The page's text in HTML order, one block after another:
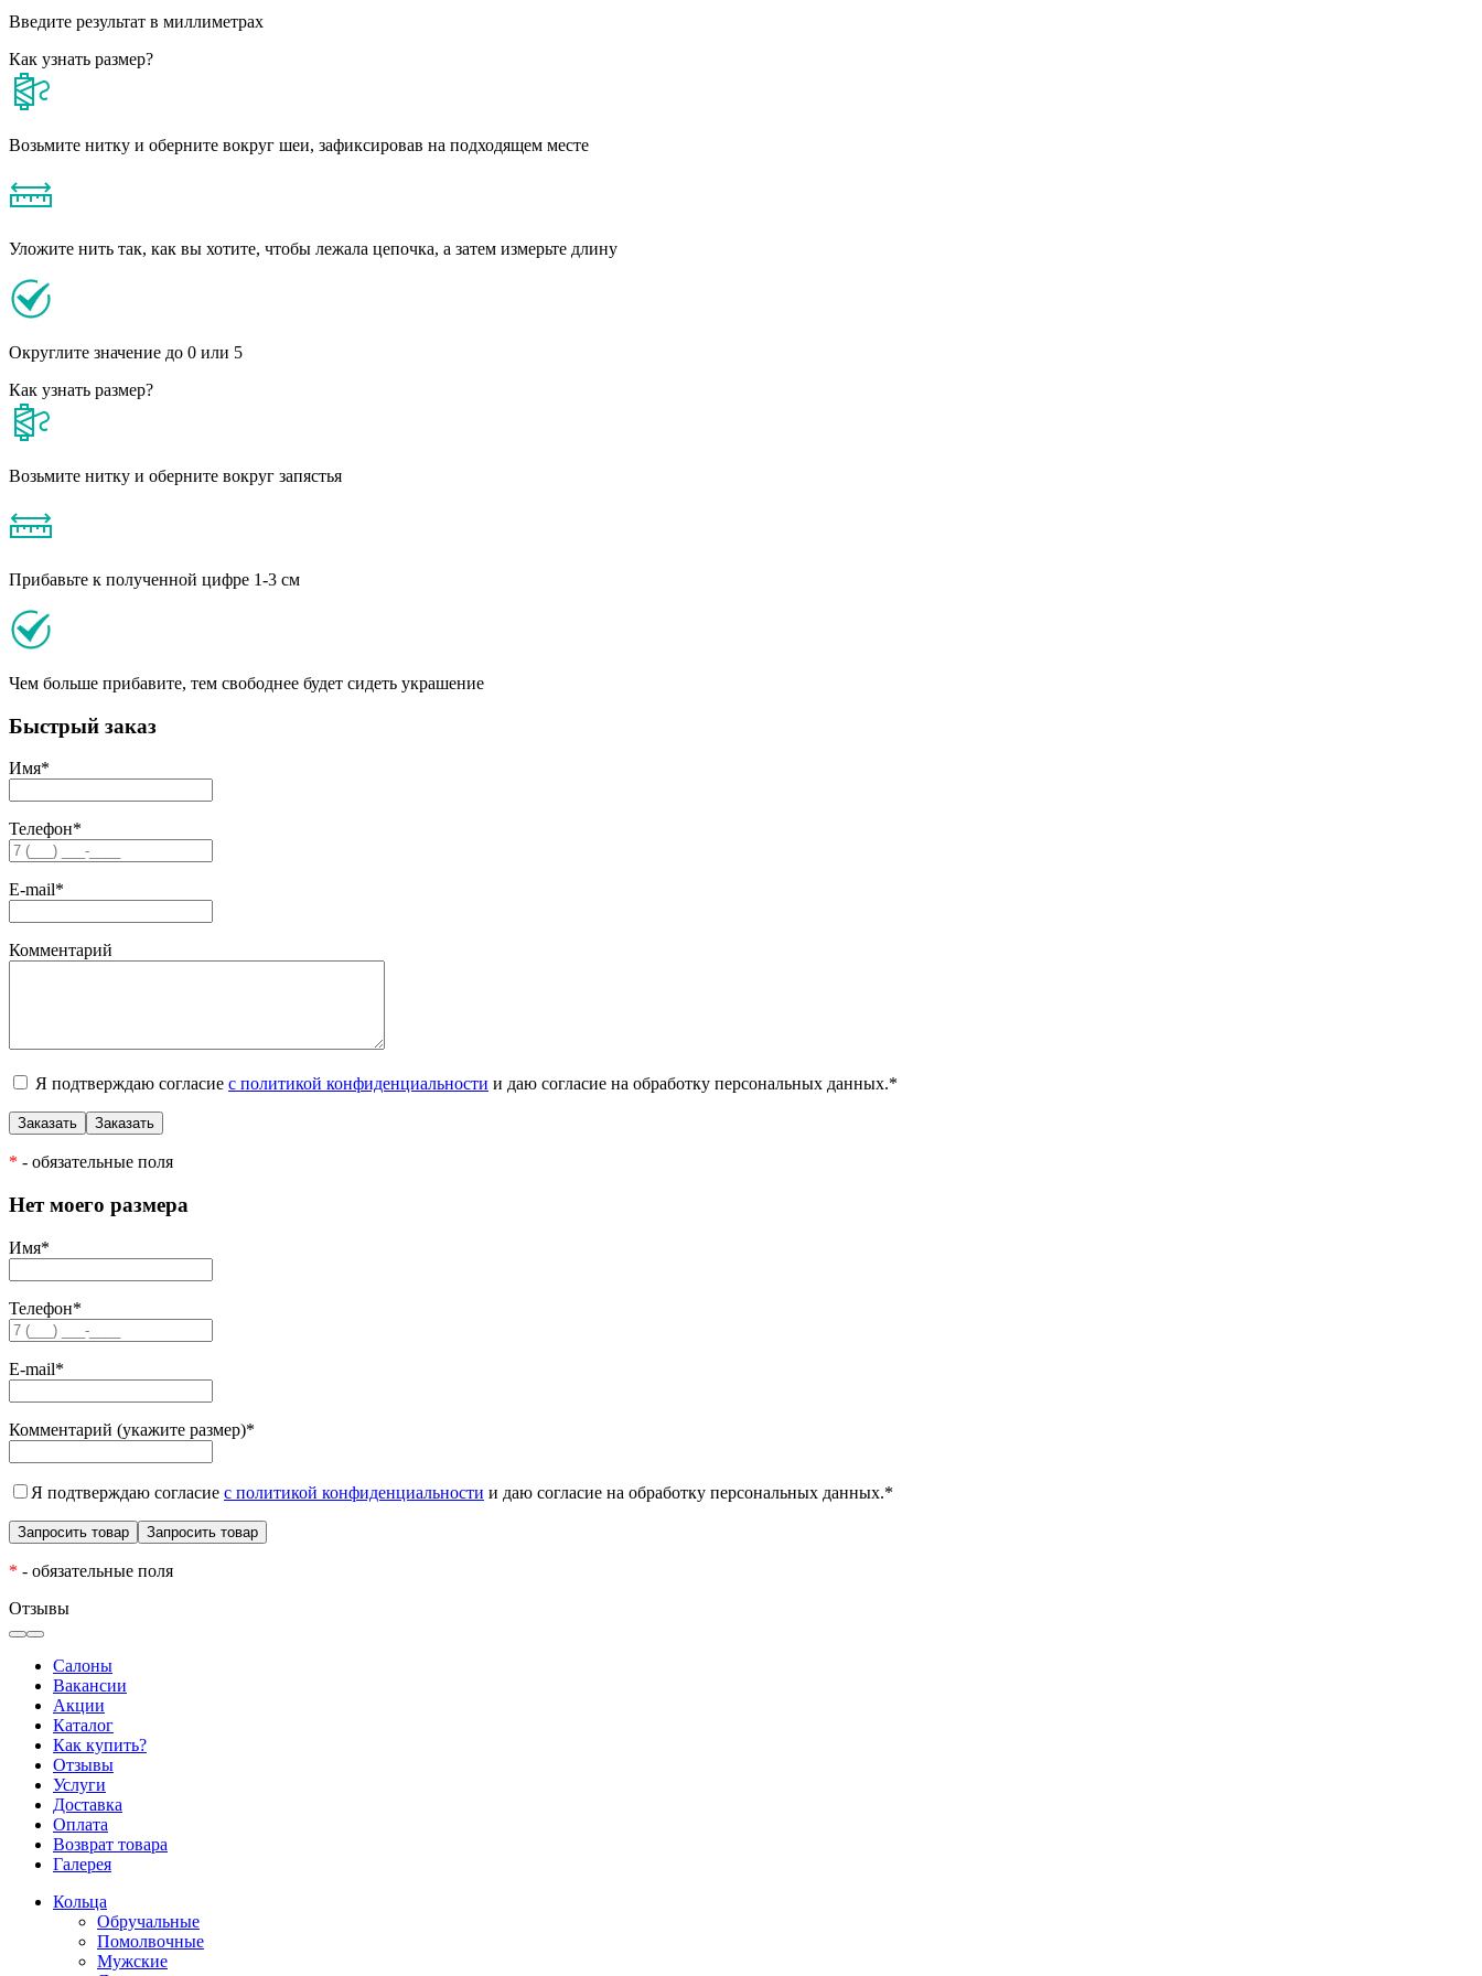
Введите результат в миллиметрах
Как узнать размер?
Возьмите нитку и оберните вокруг шеи, зафиксировав на подходящем месте
Уложите нить так, как вы хотите, чтобы лежала цепочка, а затем измерьте длину
Округлите значение до 0 или 5
Как узнать размер?
Возьмите нитку и оберните вокруг запястья
Прибавьте к полученной цифре 1-3 см
Чем больше прибавите, тем свободнее будет сидеть украшение
Быстрый заказ
Имя*
Телефон*
E-mail*
Комментарий
Я подтверждаю согласие с политикой конфиденциальности и даю согласие на обработку персональных данных.*
* - обязательные поля
Нет моего размера
Имя*
Телефон*
E-mail*
Комментарий (укажите размер)*
Я подтверждаю согласие с политикой конфиденциальности и даю согласие на обработку персональных данных.*
* - обязательные поля
Отзывы
Салоны
Вакансии
Акции
Каталог
Как купить?
Отзывы
Услуги
Доставка
Оплата
Возврат товара
Галерея
Кольца
Обручальные
Помолвочные
Мужские